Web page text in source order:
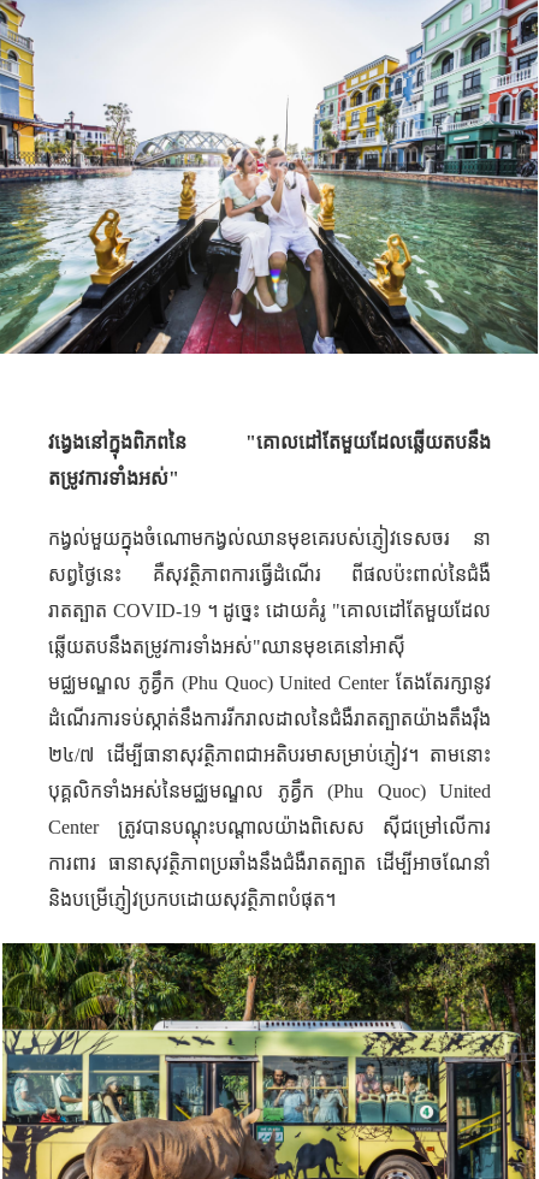
វង្វេងនៅក្នុងពិភពនៃ "គោលដៅតែមួយដែល​ឆ្លើយតបនឹង
តម្រូវការទាំងអស់"
កង្វល់មួយក្នុងចំណោមកង្វល់ឈានមុខគេរបស់ភ្ញៀវទេសចរ នា
សព្វថ្ងៃនេះ គឺសុវត្ថិភាពការធ្វើដំណើរ ពីផលប៉ះពាល់នៃជំងឺ
រាតត្បាត COVID-19 ។ ដូច្នេះ ដោយគំរូ "គោលដៅតែមួយដែល
ឆ្លើយតបនឹងតម្រូវការទាំងអស់"ឈានមុខគេនៅអាស៊ី
មជ្ឈមណ្ឌល ភូគ្វឹក (Phu Quoc)United Centerតែងតែរក្សានូវ
ដំណើរការទប់ស្កាត់នឹងការរីករាលដាលនៃជំងឺរាតត្បាតយ៉ាងតឹងរ៉ឹង
២៤/៧ ដើម្បីធានាសុវត្ថិភាពជាអតិបរមាសម្រាប់ភ្ញៀវ។ តាមនោះ
បុគ្គលិកទាំងអស់នៃមជ្ឈមណ្ឌល ភូគ្វឹក (Phu Quoc) United
Center
ត្រូវបានបណ្តុះបណ្តាលយ៉ាងពិសេស ស៊ីជម្រៅលើការ
ការពារ ធានាសុវត្ថិភាពប្រឆាំងនឹងជំងឺរាតត្បាត ដើម្បីអាចណែនាំ
និងបម្រើភ្ញៀវប្រកបដោយសុវត្ថិភាពបំផុត។